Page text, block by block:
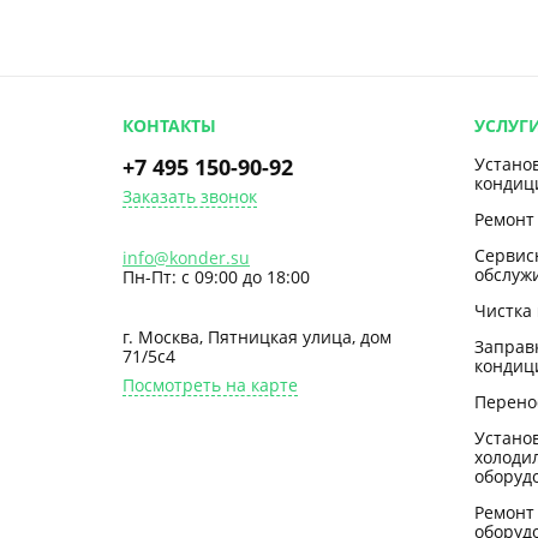
КОНТАКТЫ
+7 495 150-90-92
Заказать звонок
info@konder.su
Пн-Пт: с 09:00 до 18:00
г. Москва, Пятницкая улица, дом
71/5с4
Посмотреть на карте
Ремонт